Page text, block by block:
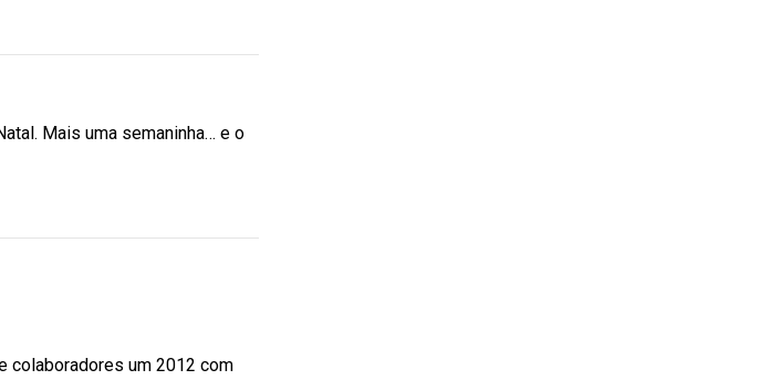
Mais uma semaninha… e o
colaboradores um 2012 com